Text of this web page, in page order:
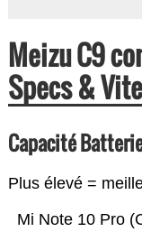
Meizu C9
Specs &
Capacité
Plus élevé =
Mi Note 10 Pro